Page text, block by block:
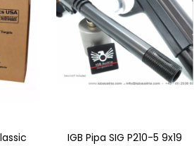
IGB Pipa SIG P210-5 9x19